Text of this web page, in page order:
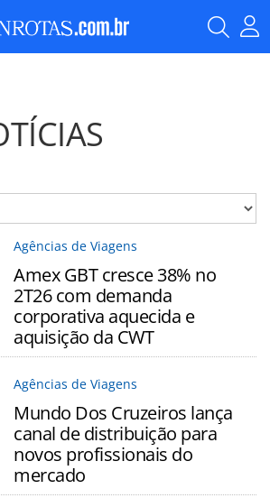
Agências de Viagens
Amex GBT cresce 38% no
2T26 com demanda
corporativa aquecida e
aquisição da CWT
Agências de Viagens
Mundo Dos Cruzeiros lança
canal de distribuição para
novos profissionais do
mercado